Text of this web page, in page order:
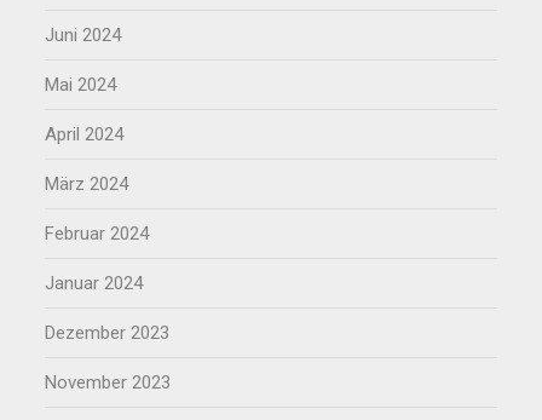
Juni 2024
Mai 2024
April 2024
März 2024
Februar 2024
Januar 2024
Dezember 2023
November 2023